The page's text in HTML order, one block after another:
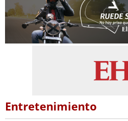
Entretenimiento